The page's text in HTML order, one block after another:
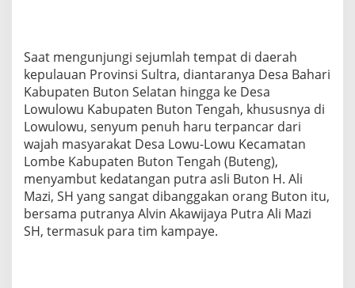
Saat mengunjungi sejumlah tempat di daerah
kepulauan Provinsi Sultra, diantaranya Desa Bahari
Kabupaten Buton Selatan hingga ke Desa
Lowulowu Kabupaten Buton Tengah, khususnya di
Lowulowu, senyum penuh haru terpancar dari
wajah masyarakat Desa Lowu-Lowu Kecamatan
Lombe Kabupaten Buton Tengah (Buteng),
menyambut kedatangan putra asli Buton H. Ali
Mazi, SH yang sangat dibanggakan orang Buton itu,
bersama putranya Alvin Akawijaya Putra Ali Mazi
SH, termasuk para tim kampaye.